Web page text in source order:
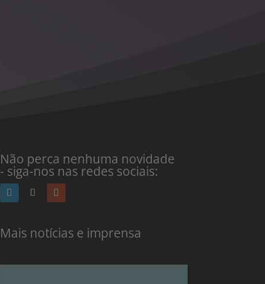
Não perca nenhuma novidade
- siga-nos nas redes sociais:
Mais notícias e imprensa